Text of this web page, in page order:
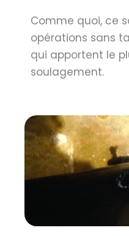
Comme quoi, ce
opérations sans
qui apportent le
soulagement.